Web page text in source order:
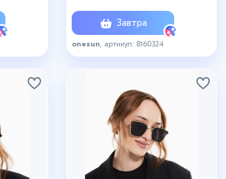
Завтра
onesun , артикул: 8160324